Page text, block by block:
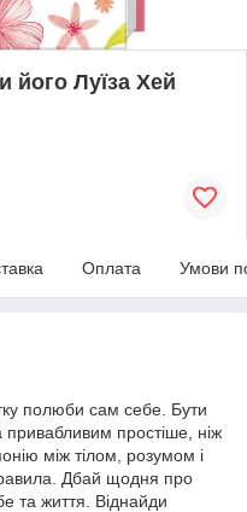
його Луїза Хей
Оплата Умови
полюби сам себе. Бути
простіше, ніж
між тілом, розумом і
Дбай щодня про
та життя. Віднайди